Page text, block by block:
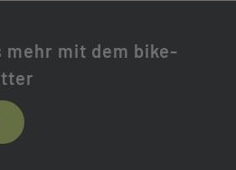
mehr mit dem bike-